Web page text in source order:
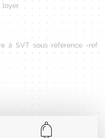
loyer.
à SVT sous référence -ref